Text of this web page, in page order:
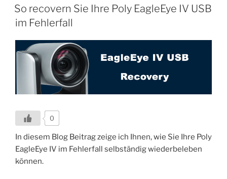
AM
So recovern Sie Ihre Poly EagleEye IV USB
im Fehlerfall
0
In diesem Blog Beitrag zeige ich Ihnen, wie Sie Ihre Poly
EagleEye IV im Fehlerfall selbständig wiederbeleben
können.